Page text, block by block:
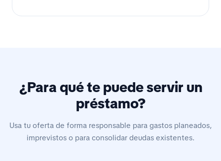
¿Para qué te puede servir un
préstamo?
Usa tu oferta de forma responsable para gastos planeados,
imprevistos o para consolidar deudas existentes.